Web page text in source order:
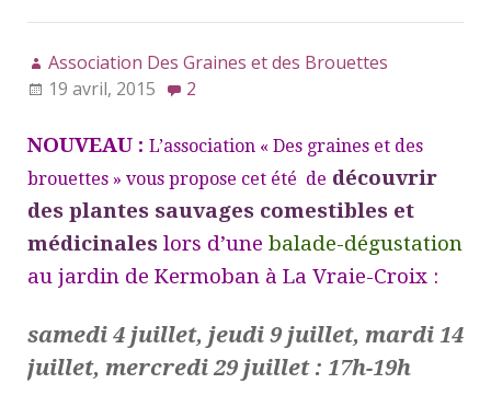
Association Des Graines et des Brouettes
19 avril, 2015
2
NOUVEAU : L’association « Des graines et des
brouettes » vous propose cet été de découvrir
des plantes sauvages comestibles et
médicinales lors d’une balade-dégustation
au jardin de Kermoban à La Vraie-Croix :
samedi 4 juillet, jeudi 9 juillet, mardi 14
juillet, mercredi 29 juillet : 17h-19h